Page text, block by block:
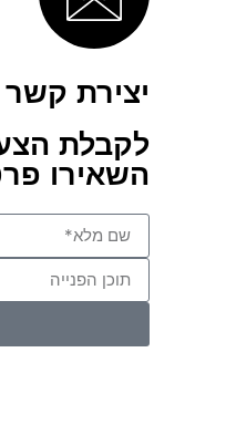
יצירת קשר
לקבלת
השאירו